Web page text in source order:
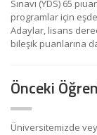
Sınavı (YDS) 65
programlar için
Adaylar, lisans
bileşik puanlarına
Önceki
Üniversitemizde